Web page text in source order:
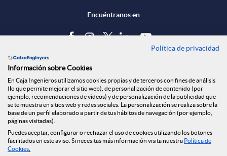
Encuéntranos en
Tablón de anuncios
Política de cookies
Aviso legal
Seguridad Online
Privacidad
Canal denuncias
Política de privacidad
Información sobre Cookies
En Caja Ingenieros utilizamos cookies propias y de terceros con fines de análisis
(lo que permite mejorar el sitio web), de personalización de contenido (por
ejemplo, recomendaciones de vídeos) y de personalización de la publicidad que
se te muestra en sitios web y redes sociales. La personalización se realiza sobre la
base de un perfil elaborado a partir de tus hábitos de navegación (por ejemplo,
páginas visitadas).
Puedes aceptar, configurar o rechazar el uso de cookies utilizando los botones
facilitados en este aviso. Si necesitas más información visita nuestra Política de
Cookies